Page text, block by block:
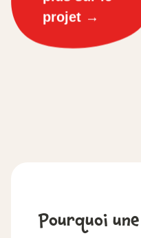
Pourquoi